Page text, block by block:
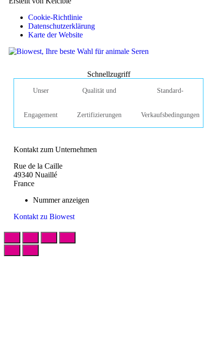
Cookie-Richtlinie
Datenschutzerklärung
Karte der Website
Schnellzugriff
Unser
Engagement
Qualität und
Zertifizierungen
Standard-
Verkaufsbedingungen
Kontakt zum Unternehmen
Rue de la Caille
49340 Nuaillé
France
Nummer anzeigen
Kontakt zu Biowest